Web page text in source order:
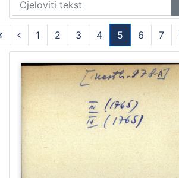
1 2 3 4
5
(current)
6 7